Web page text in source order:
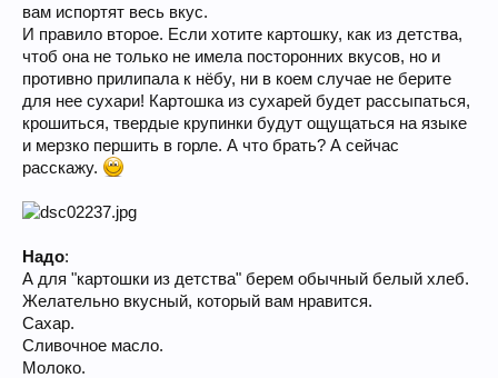
вам испортят весь вкус.
И правило второе. Если хотите картошку, как из детства,
чтоб она не только не имела посторонних вкусов, но и
противно прилипала к нёбу, ни в коем случае не берите
для нее сухари! Картошка из сухарей будет рассыпаться,
крошиться, твердые крупинки будут ощущаться на языке
и мерзко першить в горле. А что брать? А сейчас
расскажу.
Надо:
А для "картошки из детства" берем обычный белый хлеб.
Желательно вкусный, который вам нравится.
Сахар.
Сливочное масло.
Молоко.